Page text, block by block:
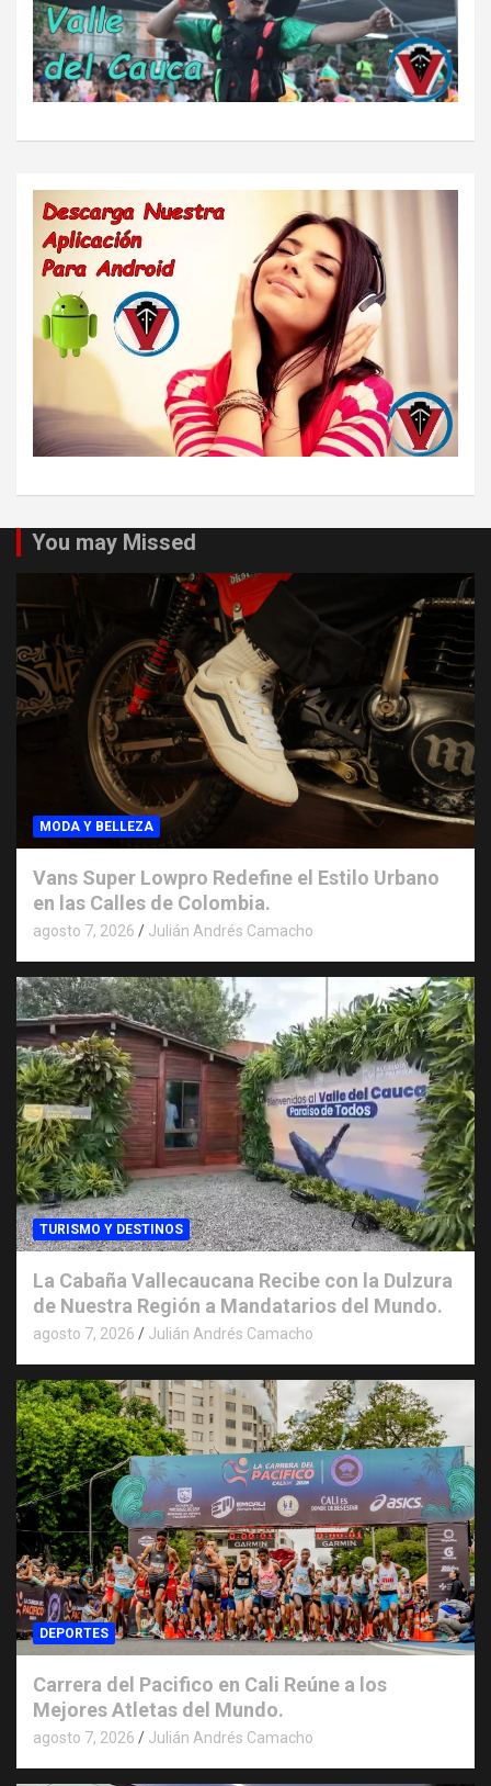
You may Missed
MODA Y BELLEZA
Vans Super Lowpro Redefine el Estilo Urbano
en las Calles de Colombia.
agosto 7, 2026 Julián Andrés Camacho
TURISMO Y DESTINOS
La Cabaña Vallecaucana Recibe con la Dulzura
de Nuestra Región a Mandatarios del Mundo.
agosto 7, 2026 Julián Andrés Camacho
DEPORTES
Carrera del Pacifico en Cali Reúne a los
Mejores Atletas del Mundo.
agosto 7, 2026 Julián Andrés Camacho